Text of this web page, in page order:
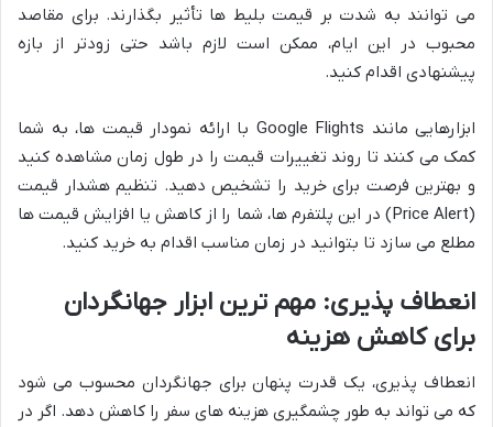
می توانند به شدت بر قیمت بلیط ها تأثیر بگذارند. برای مقاصد
محبوب در این ایام، ممکن است لازم باشد حتی زودتر از بازه
پیشنهادی اقدام کنید.
ابزارهایی مانند Google Flights با ارائه نمودار قیمت ها، به شما
کمک می کنند تا روند تغییرات قیمت را در طول زمان مشاهده کنید
و بهترین فرصت برای خرید را تشخیص دهید. تنظیم هشدار قیمت
(Price Alert) در این پلتفرم ها، شما را از کاهش یا افزایش قیمت ها
مطلع می سازد تا بتوانید در زمان مناسب اقدام به خرید کنید.
انعطاف پذیری: مهم ترین ابزار جهانگردان
برای کاهش هزینه
انعطاف پذیری، یک قدرت پنهان برای جهانگردان محسوب می شود
که می تواند به طور چشمگیری هزینه های سفر را کاهش دهد. اگر در